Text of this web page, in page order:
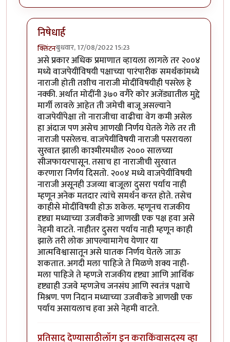
निषेधार्ह
क्लिंटनबुधवार, 17/08/2022 15:23
In reply toकेंद्रीय मंत्री हरदीप सिंग पुरी म्हणतातby
असे प्रकार अधिक प्रमाणात व्हायला लागले तर २००४
मध्ये वाजपेयींविषयी पक्षाच्या पारंपारीक समर्थकांमध्ये
नाराजी होती तशीच नाराजी मोदींविषयीही पसरेल हे
नक्की. अर्थात मोदींनी ३७० वगैरे कोर अजेंड्यातील मुद्दे
मार्गी लावले आहेत ती जमेची बाजू असल्याने
वाजपेयींपेक्षा तो नाराजीचा वाढीचा वेग कमी असेल
हा अंदाज पण असेच आणखी निर्णय घेतले गेले तर ती
नाराजी पसरेलच. वाजपेयींविषयी नाराजी पसरायला
सुरवात झाली काश्मीरमधील २००० सालच्या
सीजफायरपासून. तसाच हा नाराजीची सुरवात
करणारा निर्णय दिसतो. २००४ मध्ये वाजपेयींविषयी
नाराजी असूनही उजव्या बाजूला दुसरा पर्याय नाही
म्हणून अनेक मतदार त्यांचे समर्थन करत होते. तसेच
काहीसे मोदींविषयी होऊ शकेल. म्हणूनच राजकीय
दृष्ट्या मध्याच्या उजवीकडे आणखी एक पक्ष हवा असे
नेहमी वाटते. नाहीतर दुसरा पर्याय नाही म्हणून काही
झाले तरी लोक आपल्यामागेच येणार या
आत्मविश्वासातून असे घातक निर्णय घेतले जाऊ
शकतात. अगदी मला पाहिजे ते मिळणे शक्य नाही-
मला पाहिजे ते म्हणजे राजकीय दृष्ट्या आणि आर्थिक
दृष्ट्याही उजवे म्हणजेच जनसंघ आणि स्वतंत्र पक्षाचे
मिश्रण. पण निदान मध्याच्या उजवीकडे आणखी एक
पर्याय असायलाच हवा असे नेहमी वाटते.
प्रतिसाद देण्यासाठीलॉग इन कराकिंवासदस्य व्हा